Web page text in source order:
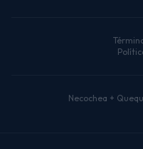
Necochea +